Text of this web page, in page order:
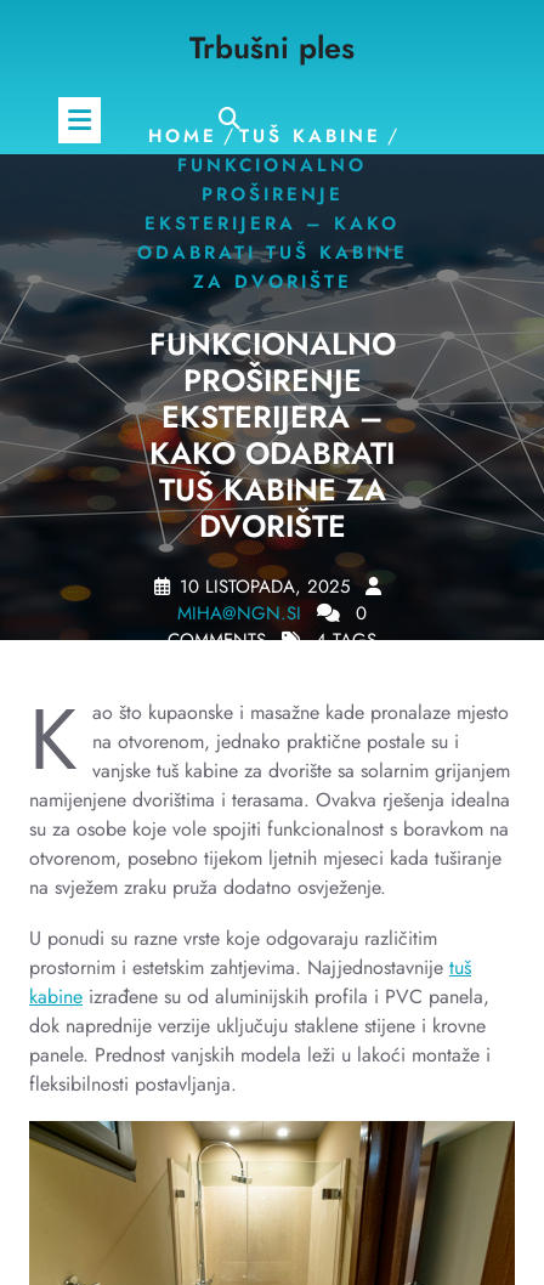
Trbušni ples
HOME /TUŠ KABINE /
FUNKCIONALNO
PROŠIRENJE
EKSTERIJERA – KAKO
ODABRATI TUŠ KABINE
ZA DVORIŠTE
FUNKCIONALNO
PROŠIRENJE
EKSTERIJERA –
KAKO ODABRATI
TUŠ KABINE ZA
DVORIŠTE
10 LISTOPADA, 2025
MIHA@NGN.SI
0
COMMENTS
4 TAGS
K ao što kupaonske i masažne kade pronalaze mjesto
na otvorenom, jednako praktične postale su i
vanjske tuš kabine za dvorište sa solarnim grijanjem
namijenjene dvorištima i terasama. Ovakva rješenja idealna
su za osobe koje vole spojiti funkcionalnost s boravkom na
otvorenom, posebno tijekom ljetnih mjeseci kada tuširanje
na svježem zraku pruža dodatno osvježenje.
U ponudi su razne vrste koje odgovaraju različitim
prostornim i estetskim zahtjevima. Najjednostavnije tuš
kabine izrađene su od aluminijskih profila i PVC panela,
dok naprednije verzije uključuju staklene stijene i krovne
panele. Prednost vanjskih modela leži u lakoći montaže i
fleksibilnosti postavljanja.